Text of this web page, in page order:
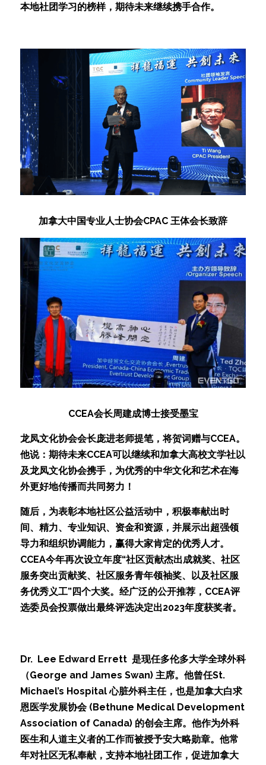
本地社团学习的榜样，期待未来继续携手合作。
加拿大中国专业人士协会CPAC 王体会长致辞
CCEA会长周建成博士接受墨宝
龙凤文化协会会长庞进老师提笔，将贺词赠与CCEA。
他说：期待未来CCEA可以继续和加拿大高校文学社以
及龙凤文化协会携手，为优秀的中华文化和艺术在海
外更好地传播而共同努力！
随后，为表彰本地社区公益活动中，积极奉献出时
间、精力、专业知识、资金和资源，并展示出超强领
导力和组织协调能力，赢得大家肯定的优秀人才。
CCEA今年再次设立年度“社区贡献杰出成就奖、社区
服务突出贡献奖、社区服务青年领袖奖、以及社区服
务优秀义工”四个大奖。经广泛的公开推荐，CCEA评
选委员会投票做出最终评选决定出2023年度获奖者。
Dr.  Lee Edward Errett  是现任多伦多大学全球外科
（George and James Swan) 主席。他曾任St.
Michael’s Hospital 心脏外科主任，也是加拿大白求
恩医学发展协会 (Bethune Medical Development
Association of Canada) 的创会主席。他作为外科
医生和人道主义者的工作而被授予安大略勋章。他常
年对社区无私奉献，支持本地社团工作，促进加拿大